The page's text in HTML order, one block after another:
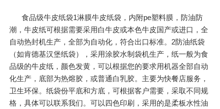
食品级牛皮纸袋1淋膜牛皮纸袋，内附pe塑料膜，防油防
潮，牛皮纸可根据需要采用白牛皮或本色牛皮国产或进口，全
自动热封机生产，全部为自动化，符合出口标准。2防油纸袋
（如肯德基汉堡纸袋），采用涂胶水制袋机生产，纸一般为食
品级的牛皮纸，颜色发黄，可以根据您的要求用机器全部自动
化生产，底部为热熔胶，或普通白乳胶。主要为快餐店服务，
卫生环保。纸袋份平底和方底，可根据客户需要，采取不同规
格，具体可以联系我们。可以四色印刷，采用的是柔板水性油